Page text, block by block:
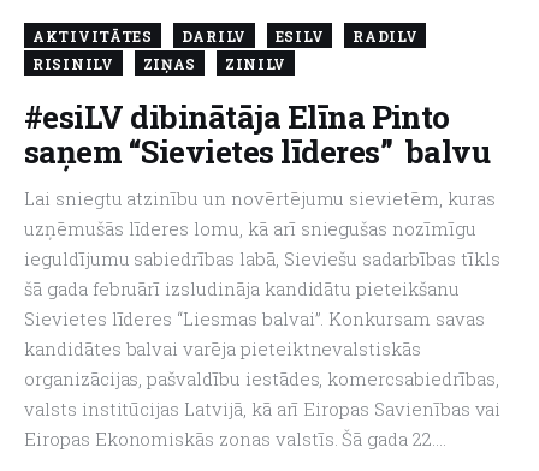
About us
AKTIVITĀTES DARILV ESILV
RADILV
RISINILV
ZIŅAS ZINILV
#esiLV dibinātāja Elīna Pinto
saņem “Sievietes līderes” balvu
Lai sniegtu atzinību un novērtējumu sievietēm, kuras
uzņēmušās līderes lomu, kā arī sniegušas nozīmīgu
ieguldījumu sabiedrības labā, Sieviešu sadarbības tīkls
šā gada februārī izsludināja kandidātu pieteikšanu
Sievietes līderes “Liesmas balvai”. Konkursam savas
kandidātes balvai varēja pieteiktnevalstiskās
organizācijas, pašvaldību iestādes, komercsabiedrības,
valsts institūcijas Latvijā, kā arī Eiropas Savienības vai
Eiropas Ekonomiskās zonas valstīs. Šā gada 22.…